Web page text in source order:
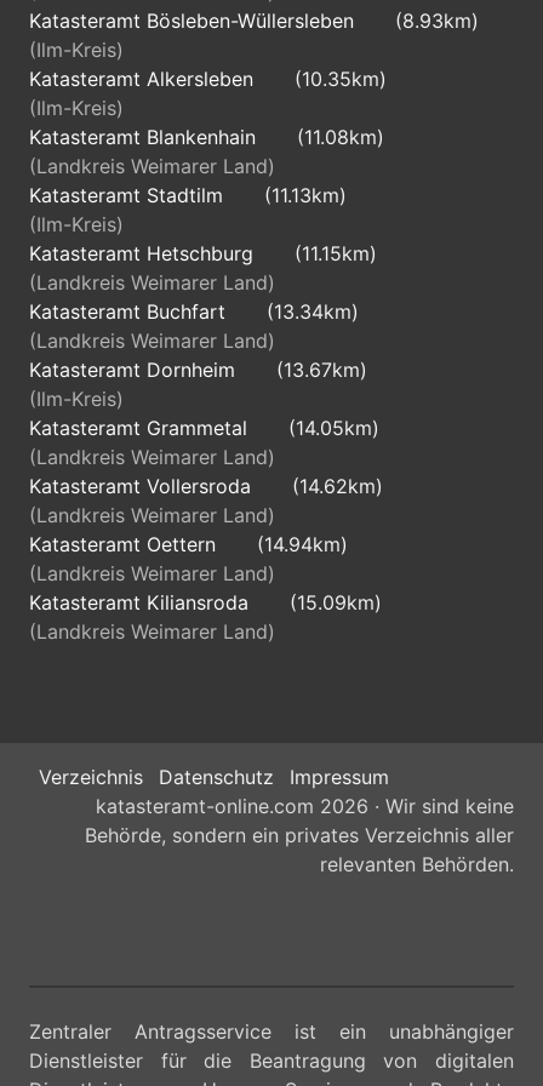
Katasteramt Bösleben-Wüllersleben
(8.93km)
(Ilm-Kreis)
Katasteramt Alkersleben
(10.35km)
(Ilm-Kreis)
Katasteramt Blankenhain
(11.08km)
(Landkreis Weimarer Land)
Katasteramt Stadtilm
(11.13km)
(Ilm-Kreis)
Katasteramt Hetschburg
(11.15km)
(Landkreis Weimarer Land)
Katasteramt Buchfart
(13.34km)
(Landkreis Weimarer Land)
Katasteramt Dornheim
(13.67km)
(Ilm-Kreis)
Katasteramt Grammetal
(14.05km)
(Landkreis Weimarer Land)
Katasteramt Vollersroda
(14.62km)
(Landkreis Weimarer Land)
Katasteramt Oettern
(14.94km)
(Landkreis Weimarer Land)
Katasteramt Kiliansroda
(15.09km)
(Landkreis Weimarer Land)
Verzeichnis Datenschutz
Impressum
katasteramt-online.com 2026 · Wir sind keine
Behörde, sondern ein privates Verzeichnis aller
relevanten Behörden.
Zentraler Antragsservice ist ein unabhängiger
Dienstleister für die Beantragung von digitalen